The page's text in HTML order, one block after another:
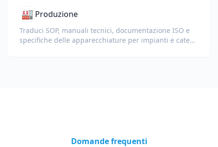
🏭 Produzione
Traduci SOP, manuali tecnici, documentazione ISO e
specifiche delle apparecchiature per impianti e catene
Domande frequenti